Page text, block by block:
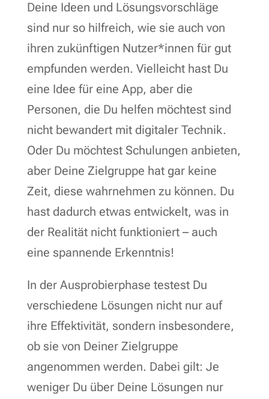
Deine Ideen und Lösungsvorschläge
sind nur so hilfreich, wie sie auch von
ihren zukünftigen Nutzer*innen für gut
empfunden werden. Vielleicht hast Du
eine Idee für eine App, aber die
Personen, die Du helfen möchtest sind
nicht bewandert mit digitaler Technik.
Oder Du möchtest Schulungen anbieten,
aber Deine Zielgruppe hat gar keine
Zeit, diese wahrnehmen zu können. Du
hast dadurch etwas entwickelt, was in
der Realität nicht funktioniert – auch
eine spannende Erkenntnis!
In der Ausprobierphase testest Du
verschiedene Lösungen nicht nur auf
ihre Effektivität, sondern insbesondere,
ob sie von Deiner Zielgruppe
angenommen werden. Dabei gilt: Je
weniger Du über Deine Lösungen nur